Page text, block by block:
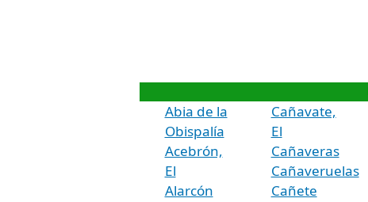
Abia de la
Obispalía
Acebrón,
El
Alarcón
Cañavate,
El
Cañaveras
Cañaveruelas
Cañete